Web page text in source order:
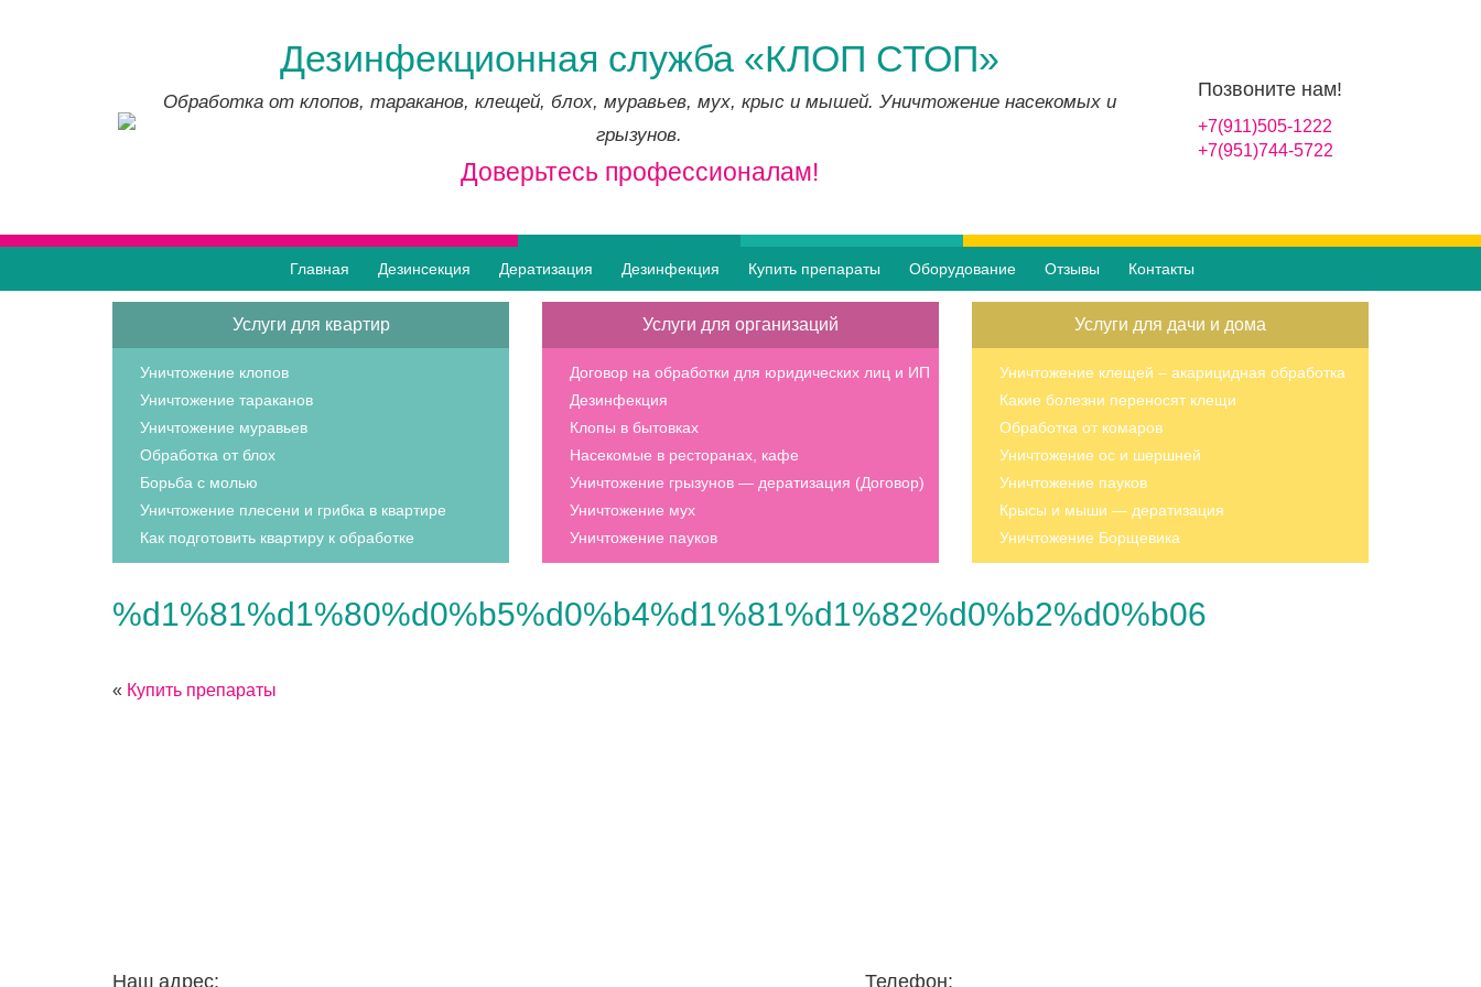
Дезинфекционная служба «КЛОП СТОП»
Обработка от клопов, тараканов, клещей, блох, муравьев, мух, крыс и мышей. Уничтожение насекомых и
грызунов.
Доверьтесь профессионалам!
Позвоните нам!
+7(911)505-1222
+7(951)744-5722
Главная Дезинсекция Дератизация Дезинфекция Купить препараты Оборудование Отзывы Контакты
Услуги для квартир
Уничтожение клопов
Уничтожение тараканов
Уничтожение муравьев
Обработка от блох
Борьба с молью
Уничтожение плесени и грибка в квартире
Как подготовить квартиру к обработке
Услуги для организаций
Договор на обработки для юридических лиц и ИП
Дезинфекция
Клопы в бытовках
Насекомые в ресторанах, кафе
Уничтожение грызунов — дератизация (Договор)
Уничтожение мух
Уничтожение пауков
Услуги для дачи и дома
Уничтожение клещей – акарицидная обработка
Какие болезни переносят клещи
Обработка от комаров
Уничтожение ос и шершней
Уничтожение пауков
Крысы и мыши — дератизация
Уничтожение Борщевика
%d1%81%d1%80%d0%b5%d0%b4%d1%81%d1%82%d0%b2%d0%b06
« Купить препараты
Наш адрес: Телефон: